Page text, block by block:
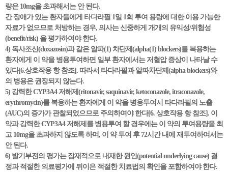
량은 10mg을 초과해서는 안 된다.
간 장애가 있는 환자들에게 타다라필 1일 1회 투여 용량에 대한 이용 가능한
자료가 없으므로 처방하는 경우, 의사는 신중하게 개개의 유익성/위험성
(benefit/risk) 을 평가하여야 한다.
4) 독사조신(doxazosin)과 같은 알파(1) 차단제(alpha(1) blockers)를 복용하는
환자에게 이 약을 병용투여하면 일부 환자에서는 저혈압 증상이 나타날 수
있다[6.상호작용 항 참조]. 따라서 타다라필과 알파차단제(alpha blockers)와
의 병용은 권장되지 않는다.
5) 강력한 CYP3A4 저해제(ritonavir, saquinavir, ketoconazole, itraconazole,
erythromycin)를 복용하는 환자에게 이 약을 병용투여시 타다라필의 노출
(AUC)의 증가가 관찰되었으므로 주의하여야 한다[6. 상호작용 항 참조]. 이
약과 강력한 CYP3A4 저해제를 병용투여 할 경우에는 이 약의 투여용량을 최
고 10mg을 초과하지 않도록 하며, 이 약 투여 후 72시간 내에 재투여하여서는
안 된다.
6) 발기부전의 평가는 잠재적으로 내재한 원인(potential underlying cause) 결
정과 적절한 의료평가에 뒤이은 적절한 치료법의 확인을 포함하여야 한다.